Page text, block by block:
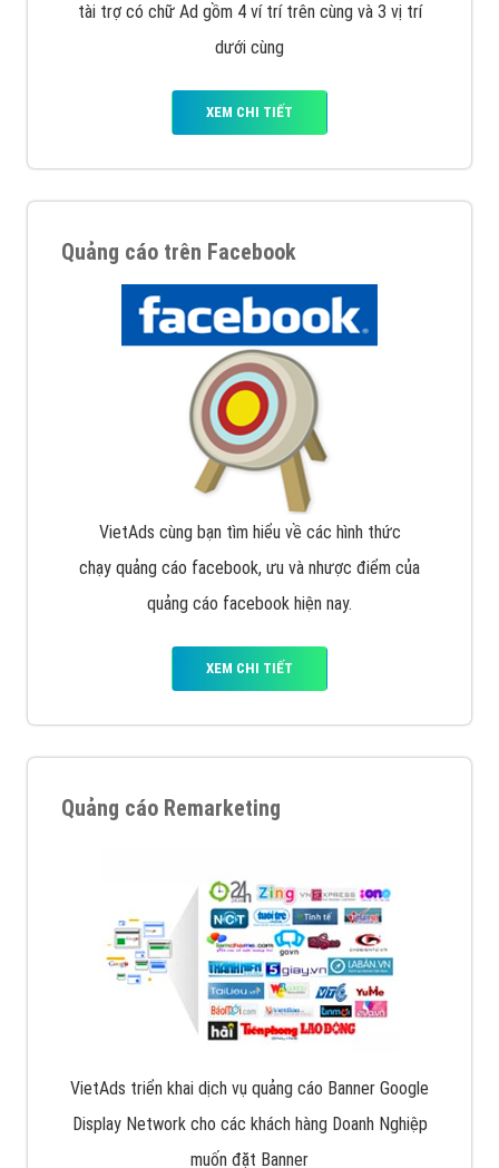
tài trợ có chữ Ad gồm 4 ví trí trên cùng và 3 vị trí
dưới cùng
XEM CHI TIẾT
Quảng cáo trên Facebook
VietAds cùng bạn tìm hiểu về các hình thức
chạy quảng cáo facebook, ưu và nhược điểm của
quảng cáo facebook hiện nay.
XEM CHI TIẾT
Quảng cáo Remarketing
VietAds triển khai dịch vụ quảng cáo Banner Google
Display Network cho các khách hàng Doanh Nghiệp
muốn đặt Banner